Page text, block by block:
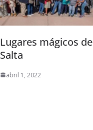
Lugares mágicos de
Salta
abril 1, 2022